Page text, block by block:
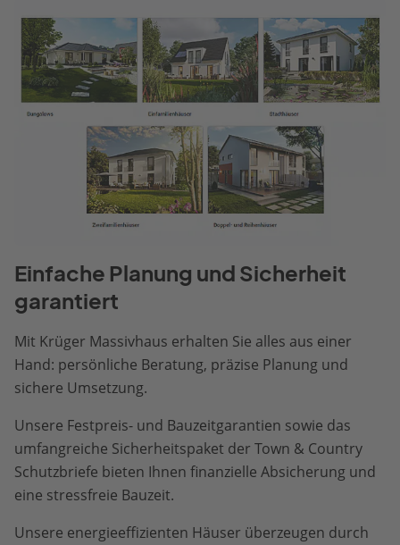
Einfache Planung und Sicherheit
garantiert
Mit Krüger Massivhaus erhalten Sie alles aus einer
Hand: persönliche Beratung, präzise Planung und
sichere Umsetzung.
Unsere Festpreis- und Bauzeitgarantien sowie das
umfangreiche Sicherheitspaket der Town & Country
Schutzbriefe bieten Ihnen finanzielle Absicherung und
eine stressfreie Bauzeit.
Unsere energieeffizienten Häuser überzeugen durch